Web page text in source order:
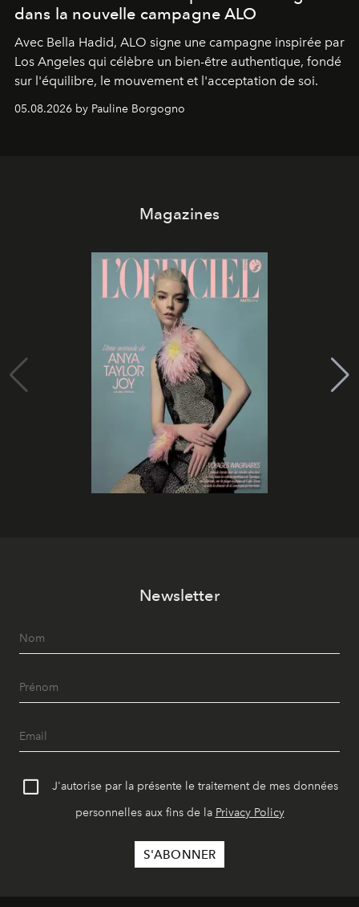
dans la nouvelle campagne ALO
Avec Bella Hadid, ALO signe une campagne inspirée par
Los Angeles qui célèbre un bien-être authentique, fondé
sur l'équilibre, le mouvement et l'acceptation de soi.
05.08.2026 by Pauline Borgogno
Magazines
Newsletter
J'autorise par la présente le traitement de mes données
personnelles aux fins de la Privacy Policy